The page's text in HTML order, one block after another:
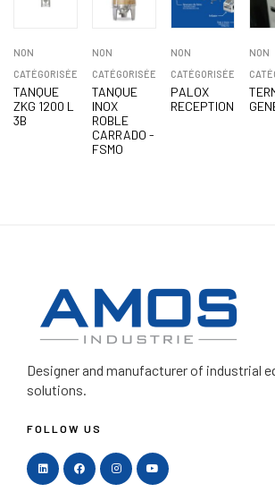
NON
CATÉGORISÉE
TANQUE
ZKG 1200 L
3B
NON
CATÉGORISÉE
TANQUE
INOX
ROBLE
CARRADO -
FSMO
NON
CATÉGORISÉE
PALOX
RECEPTION
NON
Designer and manufacturerof industrial
solutions.
FOLLOW US